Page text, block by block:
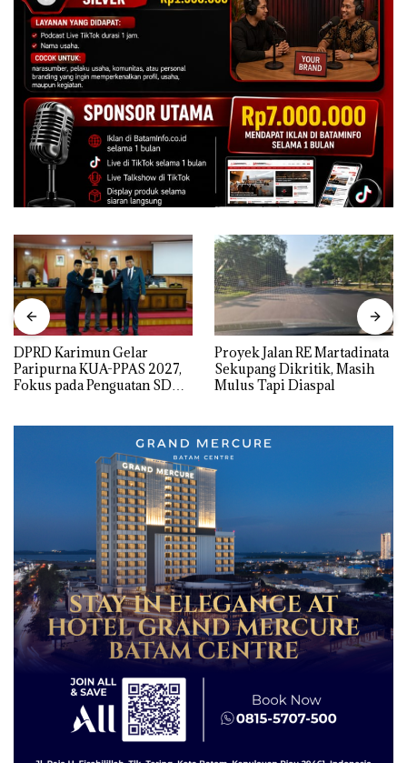
DPRD Karimun Gelar
Paripurna KUA-PPAS 2027,
Fokus pada Penguatan SDM,
Proyek Jalan RE Martadinata
Sekupang Dikritik, Masih
Mulus Tapi Diaspal